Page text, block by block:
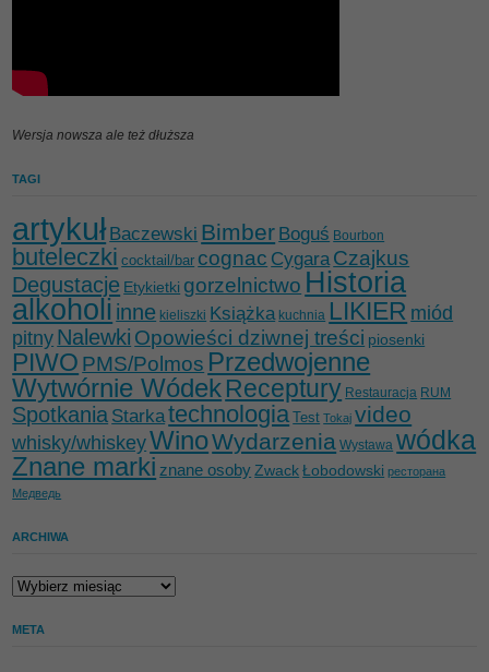
Wersja nowsza ale też dłuższa
TAGI
artykułBaczewski Bimber Boguś Bourbon
buteleczki cocktail/bar cognac CygaraCzajkus
Degustacje Etykietki gorzelnictwo Historia
alkoholi inne kieliszki Książka kuchnia LIKIER miód
pitny Nalewki Opowieści dziwnej treści piosenki
PIWO PMS/Polmos Przedwojenne
Wytwórnie WódekReceptury Restauracja RUM
Spotkania Starkatechnologia Test Tokaj video
whisky/whiskeyWinoWydarzenia Wystawa wódka
Znane marki znane osoby Zwack Łobodowski ресторана
Медведь
ARCHIWA
Archiwa
META